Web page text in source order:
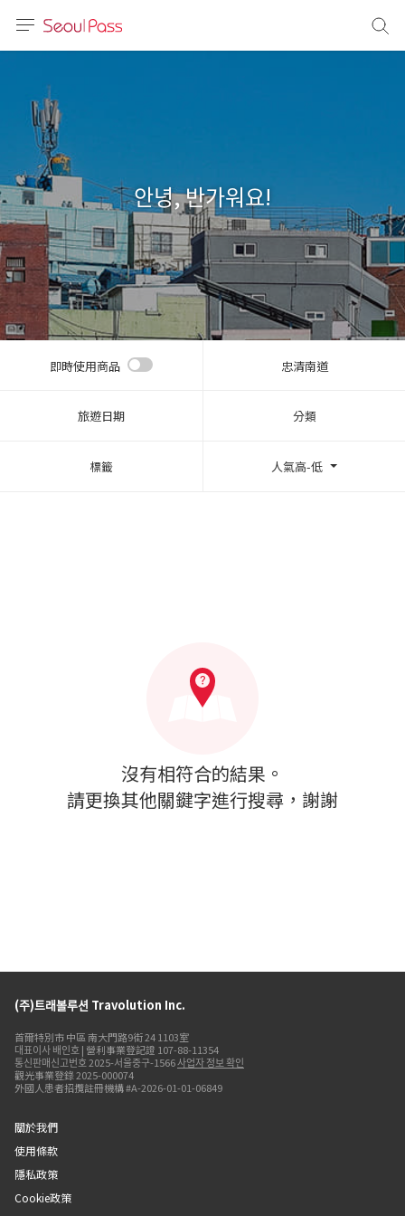
体)
文 (台灣)
안녕, 반가워요!
即時使用商品 忠清南道
旅遊日期 分類
標籤 人氣高-低
沒有相符合的結果。
請更換其他關鍵字進行搜尋，謝謝
(주)트래볼루션 Travolution Inc.
首爾特別市 中區 南大門路9街 24 1103室
대표이사 배인호 | 營利事業登記證 107-88-11354
통신판매신고번호 2025-서울중구-1566사업자 정보 확인
觀光事業登錄 2025-000074
外國人患者招攬註冊機構 #A-2026-01-01-06849
關於我們
使用條款
隱私政策
Cookie政策